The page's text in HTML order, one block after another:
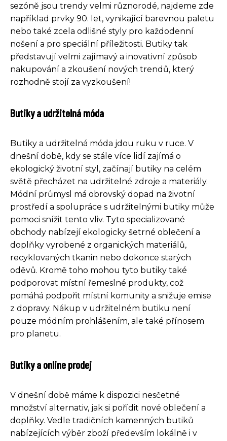
sezóně jsou trendy velmi různorodé, najdeme zde
například prvky 90. let, vynikající barevnou paletu
nebo také zcela odlišné styly pro každodenní
nošení a pro speciální příležitosti. Butiky tak
představují velmi zajímavý a inovativní způsob
nakupování a zkoušení nových trendů, který
rozhodně stojí za vyzkoušení!
Butiky a udržitelná móda
Butiky a udržitelná móda jdou ruku v ruce. V
dnešní době, kdy se stále více lidí zajímá o
ekologický životní styl, začínají butiky na celém
světě přecházet na udržitelné zdroje a materiály.
Módní průmysl má obrovský dopad na životní
prostředí a spolupráce s udržitelnými butiky může
pomoci snížit tento vliv. Tyto specializované
obchody nabízejí ekologicky šetrné oblečení a
doplňky vyrobené z organických materiálů,
recyklovaných tkanin nebo dokonce starých
oděvů. Kromě toho mohou tyto butiky také
podporovat místní řemeslné produkty, což
pomáhá podpořit místní komunity a snižuje emise
z dopravy. Nákup v udržitelném butiku není
pouze módním prohlášením, ale také přínosem
pro planetu.
Butiky a online prodej
V dnešní době máme k dispozici nesčetné
množství alternativ, jak si pořídit nové oblečení a
doplňky. Vedle tradičních kamenných butiků
nabízejících výběr zboží především lokálně i v